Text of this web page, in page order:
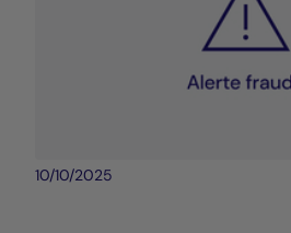
10/10/2025